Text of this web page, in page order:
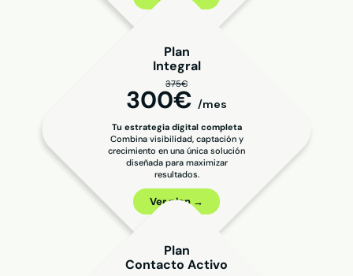
Plan
Integral
375€
300€ /mes
Tu estrategia digital completa
Combina visibilidad, captación y
crecimiento en una única solución
diseñada para maximizar
resultados.
Ver plan →
Plan
Contacto Activo